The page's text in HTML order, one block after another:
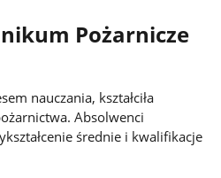
Pożarnicze
nauczania, kształciła
Absolwenci
średnie i kwalifikacje